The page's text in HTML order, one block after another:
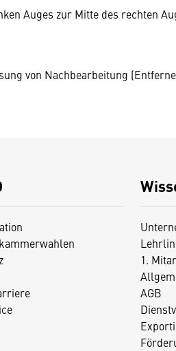
Auges zur Mitte des rechten
von Nachbearbeitung
1.
AGB